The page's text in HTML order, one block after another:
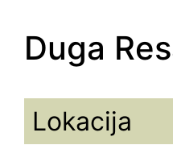
Duga
Lokacija